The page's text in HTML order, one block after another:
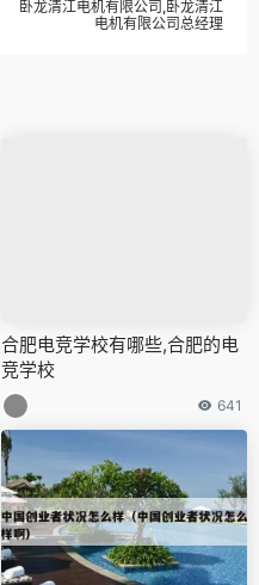
卧龙清江电机有限公司,卧龙清江
电机有限公司总经理
合肥电竞学校有哪些,合肥的电
竞学校
641